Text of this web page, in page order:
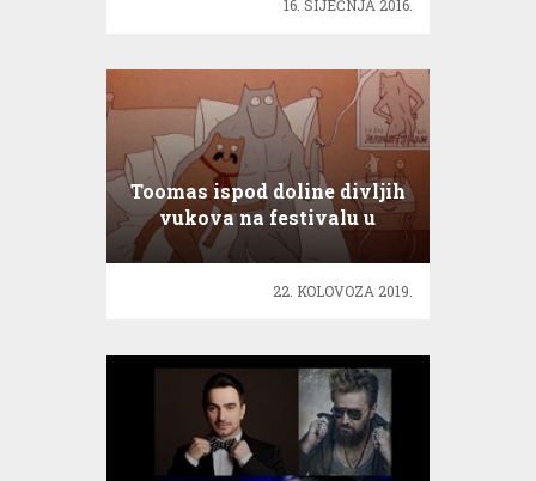
16. SIJEČNJA 2016.
Toomas ispod doline divljih
vukova na festivalu u
Torontu
22. KOLOVOZA 2019.